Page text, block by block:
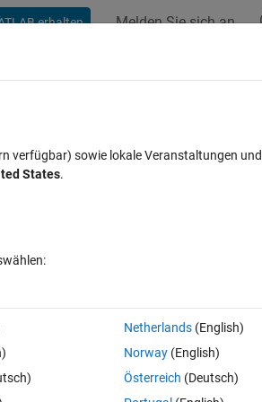
erhalten Melden Sie sich an
Ältere
In MATLAB Online öffnen 0
verfügbar) sowie lokale Veranstaltungen
States.
Netherlands(English)
Norway(English)
Österreich (Deutsch)